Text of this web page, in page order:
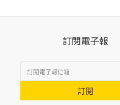
訂閱電子報
訂閱